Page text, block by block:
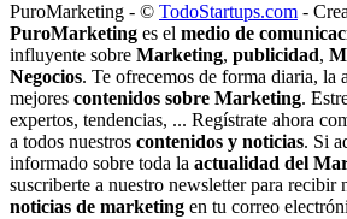
PuroMarketing - © TodoStartups.com -
PuroMarketing es el medio de
influyente sobre Marketing, publicidad,
Negocios. Te ofrecemos de forma diaria, la
mejores contenidos sobre Marketing.
expertos, tendencias, ... Regístrate ahora
a todos nuestros contenidos y noticias. Si
informado sobre toda la actualidad del
suscriberte a nuestro newsletter para recibir
noticias de marketing en tu correo